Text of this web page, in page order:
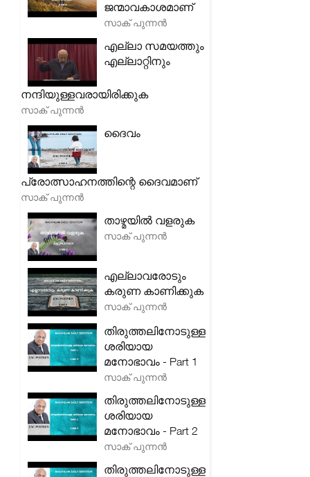
ജന്മാവകാശമാണ്
സാക് പുന്നൻ
എല്ലാ സമയത്തും
എല്ലാറ്റിനും
നന്ദിയുള്ളവരായിരിക്കുക
സാക് പുന്നൻ
ദൈവം
പ്രോത്സാഹനത്തിന്റെ ദൈവമാണ്
സാക് പുന്നൻ
താഴ്മയിൽ വളരുക
സാക് പുന്നൻ
എല്ലാവരോടും
കരുണ കാണിക്കുക
സാക് പുന്നൻ
തിരുത്തലിനോടുള്ള
ശരിയായ
മനോഭാവം - Part 1
സാക് പുന്നൻ
തിരുത്തലിനോടുള്ള
ശരിയായ
മനോഭാവം - Part 2
സാക് പുന്നൻ
തിരുത്തലിനോടുള്ള